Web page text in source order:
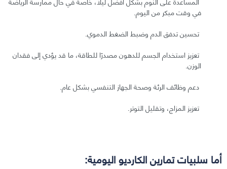
في وقت مبكر من اليوم.
تحسين تدفق الدم وضبط الضغط الدموي.
تعزيز استخدام الجسم للدهون مصدرًا للطاقة، ما قد يؤدي إلى فقدان
الوزن.
دعم وظائف الرئة وصحة الجهاز التنفسي بشكل عام.
تعزيز المزاج، وتقليل التوتر.
أما سلبيات تمارين الكارديو اليومية: